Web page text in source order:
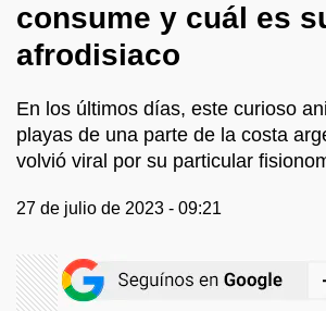
consume y cuál es
afrodisiaco
En los últimos días, este curioso
playas de una parte de la costa
volvió viral por su particular
27 de julio de 2023 - 09:21